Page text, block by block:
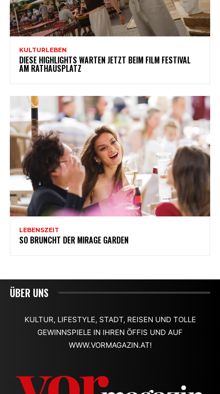
ÜBER UNS
KULTUR, LIFESTYLE, STADT, REISEN UND TOLLE
GEWINNSPIELE IN IHREN ÖFFIS UND AUF
WWW.VORMAGAZIN.AT!